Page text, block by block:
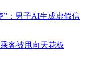
”：男子AI生成虚假信